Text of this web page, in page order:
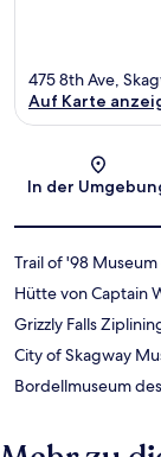
475 8th Ave,
Auf Karte
In der
Trail of '98 Museum
Hütte von Captain
Grizzly Falls
City of Skagway
Bordellmuseum